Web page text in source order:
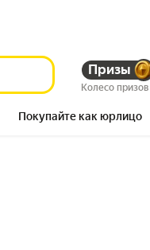
Призы
Колесо призов
Покупайте как юрлицо